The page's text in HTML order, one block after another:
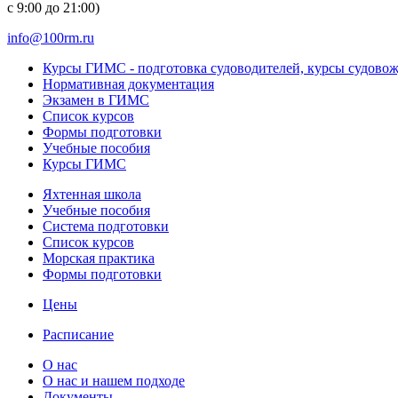
с 9:00 до 21:00)
info@100rm.ru
Курсы ГИМС - подготовка судоводителей, курсы
Нормативная документация
Экзамен в ГИМС
Список курсов
Формы подготовки
Учебные пособия
Курсы ГИМС
Яхтенная школа
Учебные пособия
Cистема подготовки
Список курсов
Морская практика
Формы подготовки
Цены
Расписание
О нас
О нас и нашем подходе